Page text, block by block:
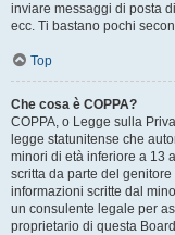
inviare messaggi di posta
ecc. Ti bastano pochi
Top
Che cosa è COPPA?
COPPA, o Legge sulla
legge statunitense che
minori di età inferiore a 13
scritta da parte del
informazioni scritte dal
un consulente legale per
proprietario di questa